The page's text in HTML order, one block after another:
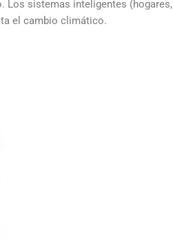
Los sistemas inteligentes (hogares,
el cambio climático.